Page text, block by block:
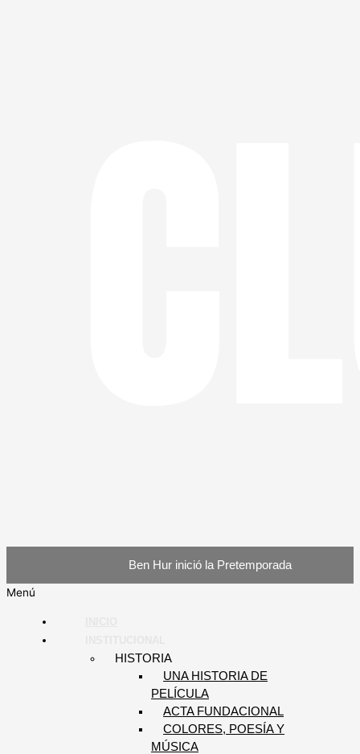
Ben Hur inició la Pretemporada
Menú
HISTORIA
UNA HISTORIA DE
PELÍCULA
ACTA FUNDACIONAL
COLORES, POESÍA Y
MÚSICA